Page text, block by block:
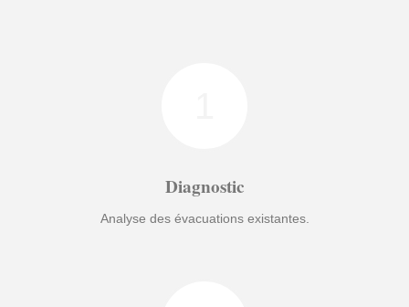
Diagnostic
Analyse des évacuations existantes.